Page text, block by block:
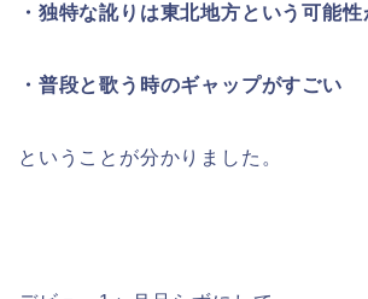
・独特な訛りは東北地方という可能性
・普段と歌う時のギャップがすごい
ということが分かりました。